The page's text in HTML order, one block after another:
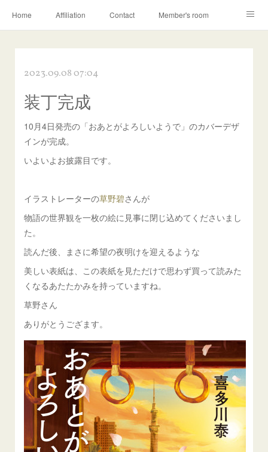
Home Affiliation Contact Member's room
2023.09.08 07:04
装丁完成
10月4日発売の「おあとがよろしいようで」のカバーデザ
インが完成。
いよいよお披露目です。
イラストレーターの草野碧さんが
物語の世界観を一枚の絵に見事に閉じ込めてくださいまし
た。
読んだ後、まさに希望の夜明けを迎えるような
美しい表紙は、この表紙を見ただけで思わず買って読みた
くなるあたたかみを持っていますね。
草野さん
ありがとうござます。